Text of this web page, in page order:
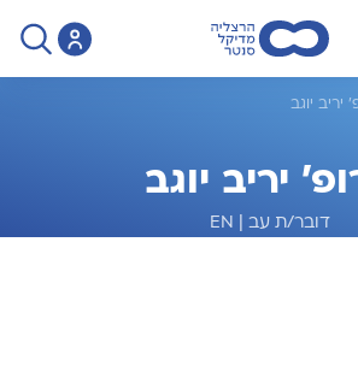
יריב יוגב
יריב יוגב
דובר/ת עב |
EN